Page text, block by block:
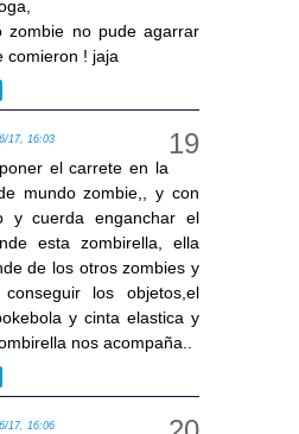
zombie no pude agarrar
comieron ! jaja
17, 16:03
el carrete en la
mundo zombie,, y con
y cuerda enganchar el
esta zombirella, ella
de los otros zombies y
conseguir los objetos,el
y cinta elastica y
nos acompaña..
17, 16:06